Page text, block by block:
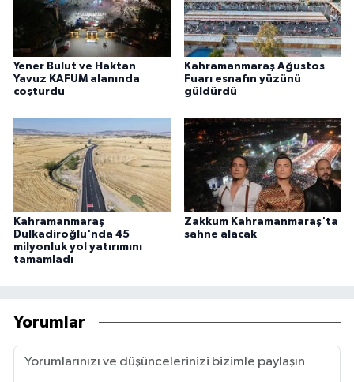
Yener Bulut ve Haktan
Yavuz KAFUM alanında
coşturdu
Kahramanmaraş Ağustos
Fuarı esnafın yüzünü
güldürdü
Kahramanmaraş
Dulkadiroğlu'nda 45
milyonluk yol yatırımını
tamamladı
Zakkum Kahramanmaraş'ta
sahne alacak
Yorumlar